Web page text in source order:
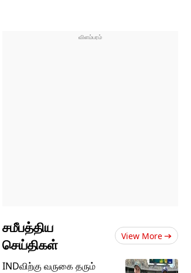
சமீபத்திய
செய்திகள்
View More
INDவிற்கு வருகை தரும்